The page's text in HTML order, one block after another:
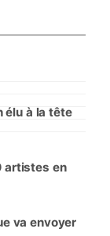
élu à la tête
artistes en
va envoyer